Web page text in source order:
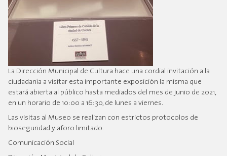
La Dirección Municipal de Cultura hace una cordial invitación a la
ciudadanía a visitar esta importante exposición la misma que
estará abierta al público hasta mediados del mes de junio de 2021,
en un horario de 10:00 a 16:30, de lunes a viernes.
Las visitas al Museo se realizan con estrictos protocolos de
bioseguridad y aforo limitado.
Comunicación Social